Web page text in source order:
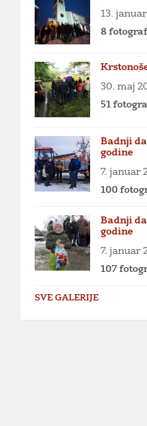
13.
8
30. maj
51
Badnji
godine
7. januar
100
Badnji
godine
7. januar
107
SVE GALERIJE